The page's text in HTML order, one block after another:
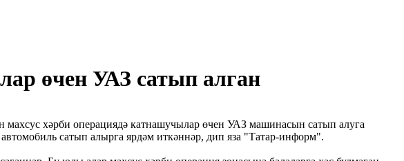
өчен УАЗ сатып алган
хәрби операциядә катнашучылар өчен УАЗ машинасын сатып алуга
сатып алырга ярдәм иткәннәр, дип яза "Татар-информ".